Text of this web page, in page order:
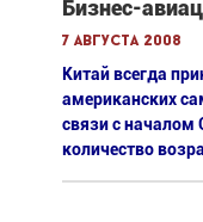
Бизнес-
7 августа 2008
Китай всегда
американских
связи с
количество